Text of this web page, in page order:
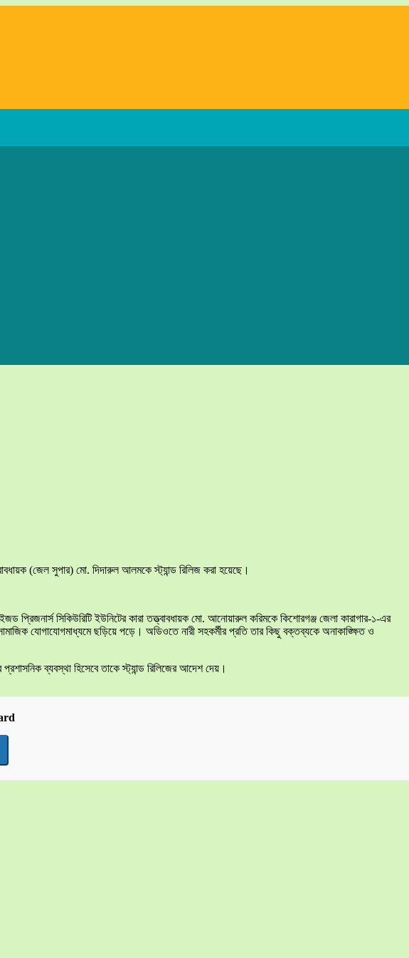
(জেল সুপার) মো. দিদারুল আলমকে স্ট্যান্ড রিলিজ করা হয়েছে।
প্রিজনার্স সিকিউরিটি ইউনিটের কারা তত্ত্বাবধায়ক মো. আনোয়ারুল করিমকে কিশোরগঞ্জ জেলা কারাগার-১-এর
যোগাযোগমাধ্যমে ছড়িয়ে পড়ে। অডিওতে নারী সহকর্মীর প্রতি তার কিছু বক্তব্যকে অনাকাঙ্ক্ষিত ও
ব্যবস্থা হিসেবে তাকে স্ট্যান্ড রিলিজের আদেশ দেয়।